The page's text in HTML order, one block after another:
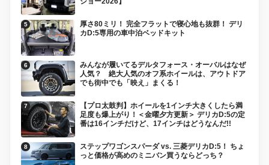
厚さ80ミリ！ 完全フラットで寝心地も抜群！ デリ
カD:5専用の車中泊ベッドキット
みんなが履いてるデルタフォース・オーバルはなぜ
人気？ 絶大人気のオフ系ホイールは、アウトドア
でも街中でも「映え」まくる！
【プロ太鼓判】ホイールを1インチ大きくしたら満
足度も爆上がり！＜金曜夕方更新＞ デリカD:5の定
番は16インチだけど、17インチはどうなんだ!!
ステップワゴンスパーダ vs. 三菱デリカD:5！ ちょ
っと価格が高めのミニバン買うならどっち？